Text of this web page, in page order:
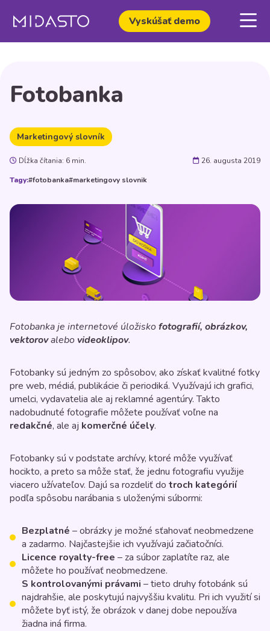
Vyskúšať demo
Fotobanka
Marketingový slovník
Dĺžka čítania: 6 min.
26. augusta 2019
Tagy:#fotobanka#marketingovy slovnik
Fotobanka je internetové úložiskofotografií, obrázkov,
vektorovalebo videoklipov.
Fotobanky sú jedným zo spôsobov, ako získať kvalitné fotky
pre web, médiá, publikácie či periodiká. Využívajú ich grafici,
umelci, vydavatelia ale aj reklamné agentúry. Takto
nadobudnuté fotografie môžete používať voľne na
redakčné, ale aj komerčné účely.
Fotobanky sú v podstate archívy, ktoré môže využívať
hocikto, a preto sa môže stať, že jednu fotografiu využije
viacero užívateľov. Dajú sa rozdeliť do troch kategórií
podľa spôsobu narábania s uloženými súbormi:
Bezplatné – obrázky je možné sťahovať neobmedzene
a zadarmo. Najčastejšie ich využívajú začiatočníci.
Licence royalty-free – za súbor zaplatíte raz, ale
môžete ho používať neobmedzene.
S kontrolovanými právami – tieto druhy fotobánk sú
najdrahšie, ale poskytujú najvyššiu kvalitu. Pri ich využití si
môžete byť istý, že obrázok v danej dobe nepoužíva
žiadna iná firma.